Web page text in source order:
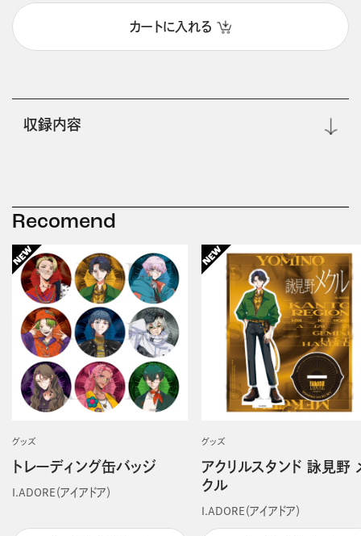
カートに入れる
収録内容
Recomend
グッズ
トレーディング缶バッジ
I.ADORE（アイアドア）
グッズ
アクリルスタンド 詠見野
クル
I.ADORE（アイアドア）